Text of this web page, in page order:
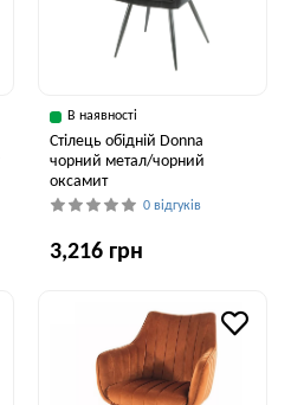
В наявності
Стілець обідній Donna
чорний метал/чорний
оксамит
0 відгуків
3,216 грн